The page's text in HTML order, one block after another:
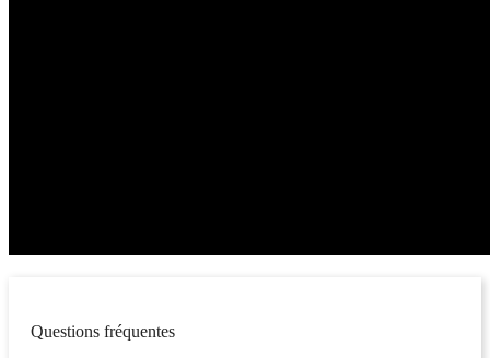
Questions fréquentes